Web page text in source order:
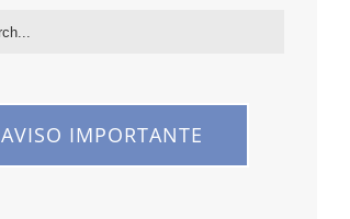
AVISO IMPORTANTE